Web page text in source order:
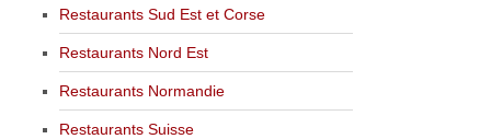
Restaurants Sud Est et Corse
Restaurants Nord Est
Restaurants Normandie
Restaurants Suisse